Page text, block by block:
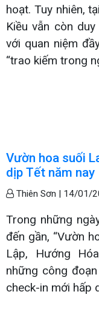
hoạt. Tuy nhiên,
Kiều vẫn còn
với quan niệm
“trao kiếm trong
Vườn hoa suối
dịp Tết năm nay
Thiên Sơn | 14/01/
Trong những
đến gần, “Vườn
Lập, Hướng
những công
check-in mới hấp